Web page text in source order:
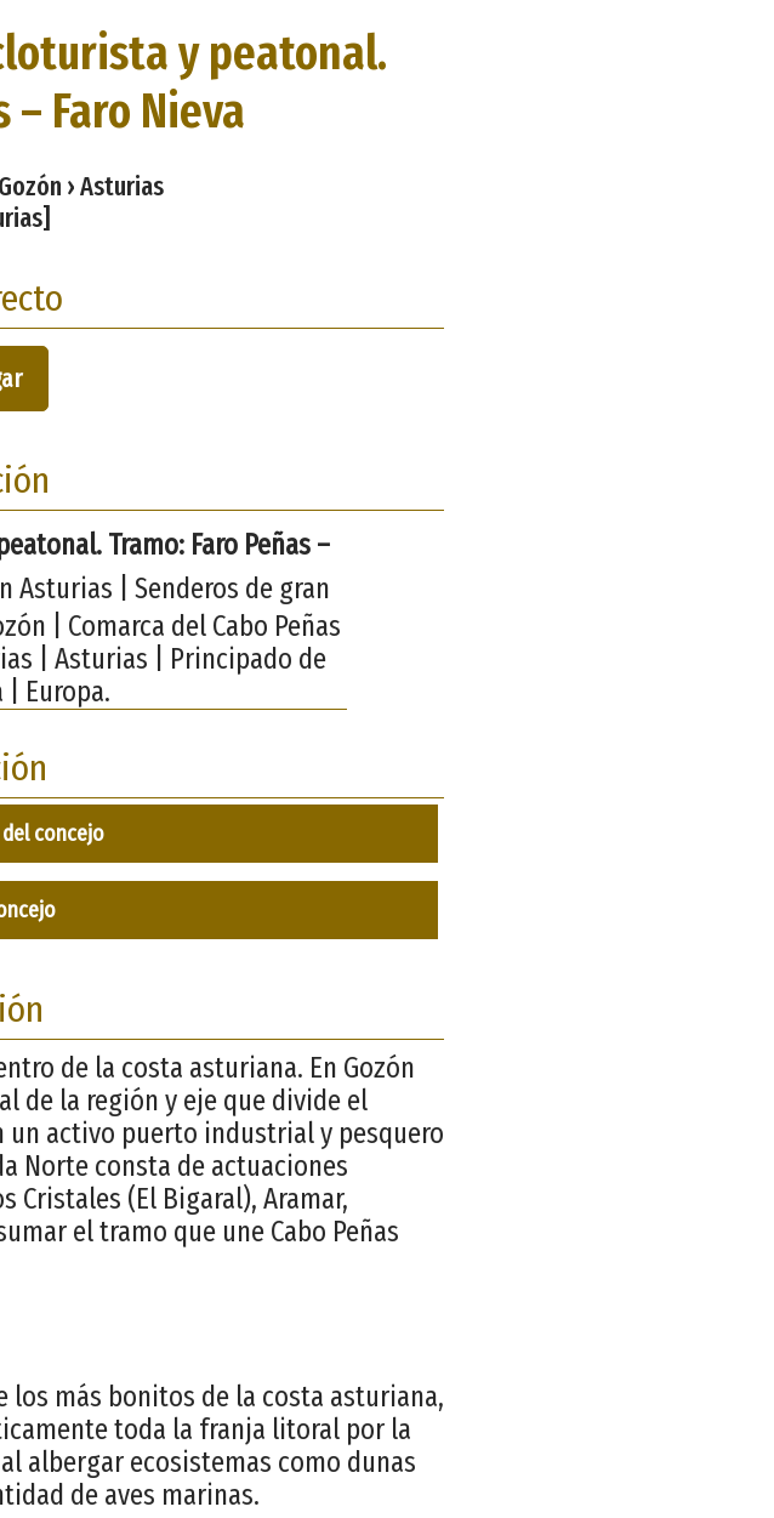
y peatonal.
– Faro Nieva
› Asturias
Tramo: Faro Peñas –
Asturias | Senderos de gran
| Comarca del Cabo Peñas
| Asturias | Principado de
| Europa.
concejo
de la costa asturiana. En Gozón
de la región y eje que divide el
un activo puerto industrial y pesquero
Norte consta de actuaciones
Cristales (El Bigaral), Aramar,
el tramo que une Cabo Peñas
los más bonitos de la costa asturiana,
toda la franja litoral por la
albergar ecosistemas como dunas
de aves marinas.